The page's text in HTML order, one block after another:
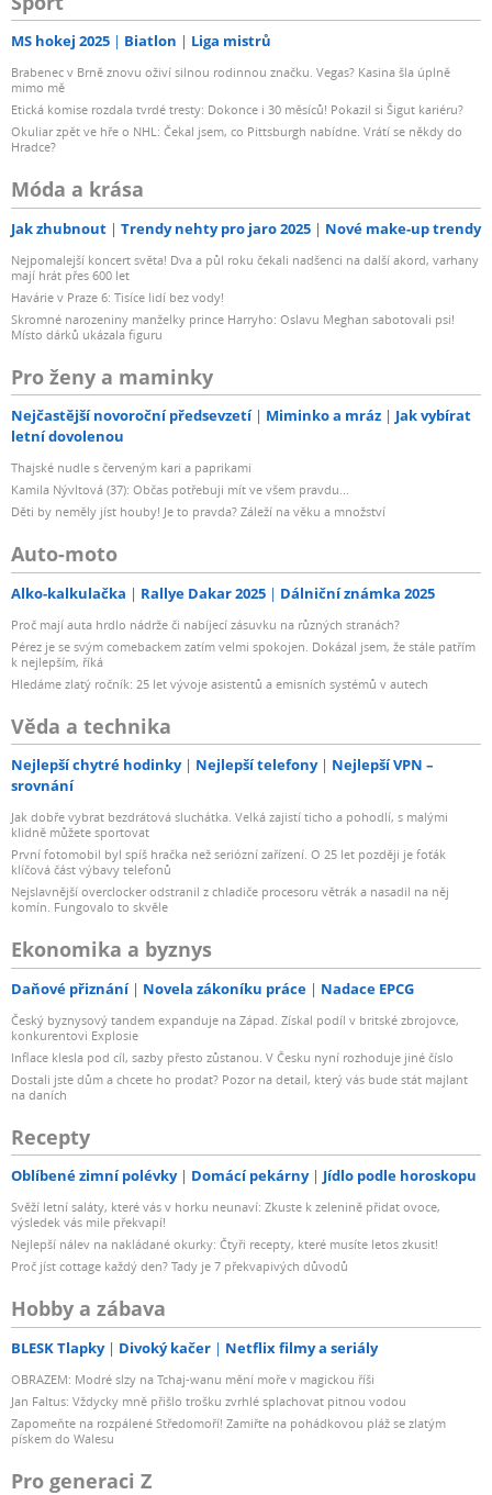
MS hokej 2025 Biatlon Liga mistrů
Brabenec v Brně znovu oživí silnou rodinnou značku. Vegas? Kasina šla úplně
mimo mě
Etická komise rozdala tvrdé tresty: Dokonce i 30 měsíců! Pokazil si Šigut kariéru?
Okuliar zpět ve hře o NHL: Čekal jsem, co Pittsburgh nabídne. Vrátí se někdy do
Hradce?
Móda a krása
Jak zhubnout Trendy nehty pro jaro 2025 Nové make-up trendy
Nejpomalejší koncert světa! Dva a půl roku čekali nadšenci na další akord, varhany
mají hrát přes 600 let
Havárie v Praze 6: Tisíce lidí bez vody!
Skromné narozeniny manželky prince Harryho: Oslavu Meghan sabotovali psi!
Místo dárků ukázala figuru
Pro ženy a maminky
Nejčastější novoroční předsevzetí Miminko a mráz
Jak vybírat
letní dovolenou
Thajské nudle s červeným kari a paprikami
Kamila Nývltová (37): Občas potřebuji mít ve všem pravdu...
Děti by neměly jíst houby! Je to pravda? Záleží na věku a množství
Auto-moto
Alko-kalkulačka Rallye Dakar 2025 Dálniční známka 2025
Proč mají auta hrdlo nádrže či nabíjecí zásuvku na různých stranách?
Pérez je se svým comebackem zatím velmi spokojen. Dokázal jsem, že stále patřím
k nejlepším, říká
Hledáme zlatý ročník: 25 let vývoje asistentů a emisních systémů v autech
Věda a technika
Nejlepší chytré hodinky Nejlepší telefony
Nejlepší VPN –
srovnání
Jak dobře vybrat bezdrátová sluchátka. Velká zajistí ticho a pohodlí, s malými
klidně můžete sportovat
První fotomobil byl spíš hračka než seriózní zařízení. O 25 let později je foťák
klíčová část výbavy telefonů
Nejslavnější overclocker odstranil z chladiče procesoru větrák a nasadil na něj
komín. Fungovalo to skvěle
Ekonomika a byznys
Daňové přiznání Novela zákoníku práce Nadace EPCG
Český byznysový tandem expanduje na Západ. Získal podíl v britské zbrojovce,
konkurentovi Explosie
Inflace klesla pod cíl, sazby přesto zůstanou. V Česku nyní rozhoduje jiné číslo
Dostali jste dům a chcete ho prodat? Pozor na detail, který vás bude stát majlant
na daních
Recepty
Oblíbené zimní polévky Domácí pekárny Jídlo podle horoskopu
Svěží letní saláty, které vás v horku neunaví: Zkuste k zelenině přidat ovoce,
výsledek vás mile překvapí!
Nejlepší nálev na nakládané okurky: Čtyři recepty, které musíte letos zkusit!
Proč jíst cottage každý den? Tady je 7 překvapivých důvodů
Hobby a zábava
BLESK Tlapky Divoký kačer Netflix filmy a seriály
OBRAZEM: Modré slzy na Tchaj-wanu mění moře v magickou říši
Jan Faltus: Vždycky mně přišlo trošku zvrhlé splachovat pitnou vodou
Zapomeňte na rozpálené Středomoří! Zamiřte na pohádkovou pláž se zlatým
pískem do Walesu
Pro generaci Z